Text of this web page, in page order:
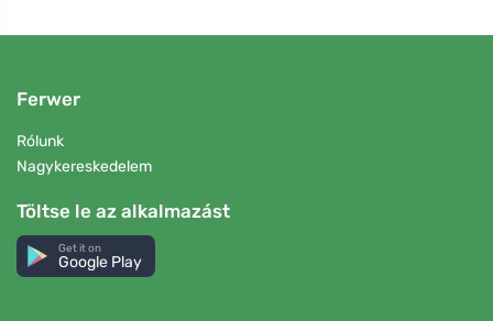
Ferwer
Rólunk
Nagykereskedelem
Töltse le az alkalmazást
Get it on
Google Play